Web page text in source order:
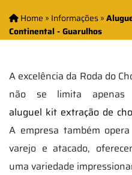
Home » Informações»
Continental - Guarulhos
A excelência da Roda do
não se limita apenas
aluguel kit extração de
A empresa também
varejo e atacado,
uma variedade